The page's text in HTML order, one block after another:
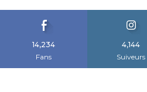
14,234
Fans
4,144
Suiveurs